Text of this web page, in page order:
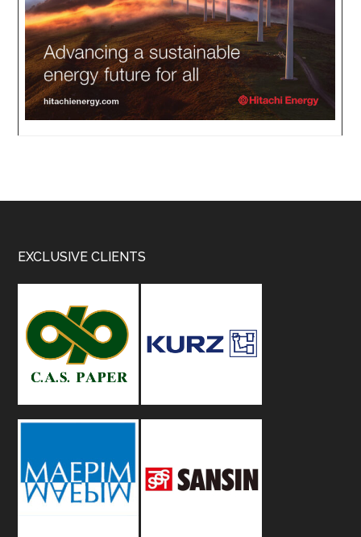
Footer
EXCLUSIVE CLIENTS